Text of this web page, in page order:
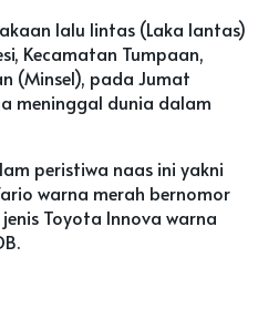
lalu lintas (Laka lantas)
Kecamatan Tumpaan,
(Minsel), pada Jumat
meninggal dunia dalam
peristiwa naas ini yakni
warna merah bernomor
Toyota Innova warna